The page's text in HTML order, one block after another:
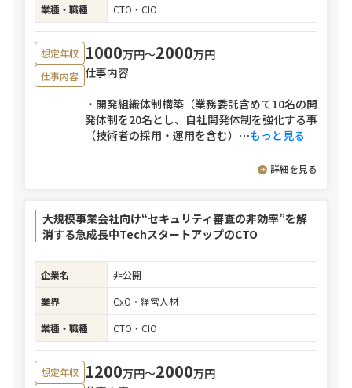
業種・職種
CTO・CIO
想定年収 1000万円〜2000万円
仕事内容 仕事内容
・開発組織体制構築（業務委託含めて10名の開
発体制を20名とし、自社開発体制を強化する事
（技術者の採用・運用を含む） ⋯もっと見る
詳細を見る
大規模事業会社向け“セキュリティ審査の非効率”を解
消する急成長中TechスタートアップのCTO
企業名
非公開
業界
CxO・経営人材
業種・職種
CTO・CIO
想定年収 1200万円〜2000万円